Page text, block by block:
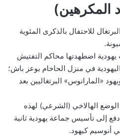
المكرهين)
إلى البرتغال للاحتفال بالذكرى المئوية
يهودية اضطهدتها محاكم التفتيش
في منزل الحاخام بوعز باش؛
«المارانوس» البرتغاليين بعد
الهالاخي (الشرعي) لهذه
إلى تأسيس جماعة يهودية ثانية
أنوسيم كيهود.